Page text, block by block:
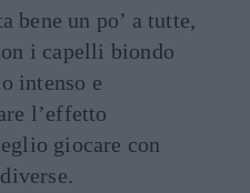
bene un po’ a tutte,
i capelli biondo
intenso e
l’effetto
giocare con